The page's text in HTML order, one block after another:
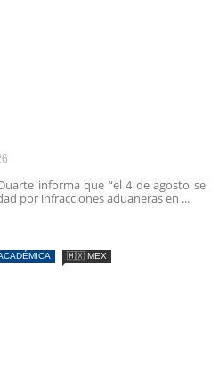
informa que “el 4 de agosto se
por infracciones aduaneras en ...
🇲🇽 MEX